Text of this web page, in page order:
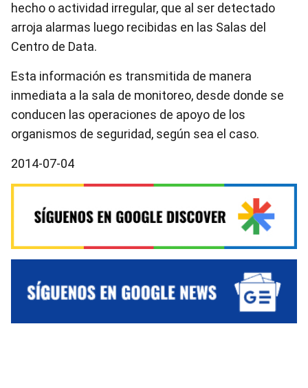
hecho o actividad irregular, que al ser detectado
arroja alarmas luego recibidas en las Salas del
Centro de Data.
Esta información es transmitida de manera
inmediata a la sala de monitoreo, desde donde se
conducen las operaciones de apoyo de los
organismos de seguridad, según sea el caso.
2014-07-04